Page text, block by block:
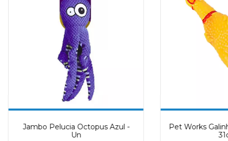
Jambo Pelucia Octopus Azul -
Un
Pet Works